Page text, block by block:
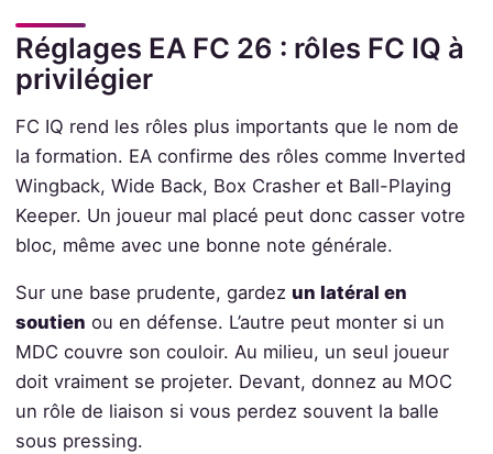
Réglages EA FC 26 : rôles FC IQ à
privilégier
FC IQ rend les rôles plus importants que le nom de
la formation. EA confirme des rôles comme Inverted
Wingback, Wide Back, Box Crasher et Ball-Playing
Keeper. Un joueur mal placé peut donc casser votre
bloc, même avec une bonne note générale.
Sur une base prudente, gardez un latéral en
soutien ou en défense. L’autre peut monter si un
MDC couvre son couloir. Au milieu, un seul joueur
doit vraiment se projeter. Devant, donnez au MOC
un rôle de liaison si vous perdez souvent la balle
sous pressing.